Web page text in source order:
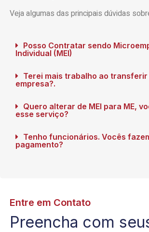
Veja algumas das principais dúvidas
Posso Contratar sendo
Individual (MEI)
Terei mais trabalho ao transferir
empresa?.
Quero alterar de MEI para ME,
esse serviço?
Tenho funcionários. Vocês
pagamento?
Entre em Contato
Preencha com